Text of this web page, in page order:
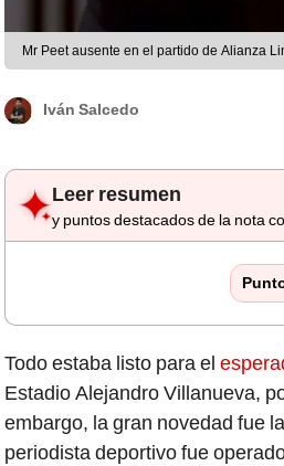
Mr Peet ausente en el partido de Alianza
Iván Salcedo
Leer resumen
y puntos destacados de la nota
Todo estaba listo para el
Estadio Alejandro Villanueva,
embargo, la gran novedad fue
periodista deportivo fue